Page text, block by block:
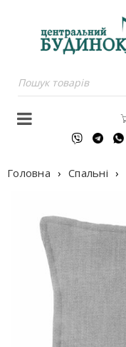
Головна › Спальні ›